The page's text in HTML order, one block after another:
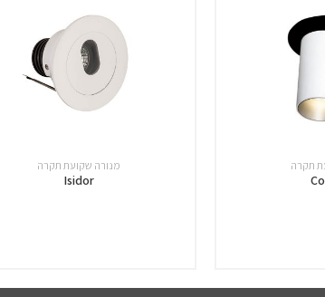
תקרה מנורה שקועת תקרה
Isidor